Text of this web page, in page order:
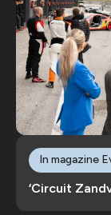
‘Circuit
In magazine